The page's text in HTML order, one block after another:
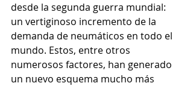
desde la segunda guerra mundial:
un vertiginoso incremento de la
demanda de neumáticos en todo el
mundo. Estos, entre otros
numerosos factores, han generado
un nuevo esquema mucho más